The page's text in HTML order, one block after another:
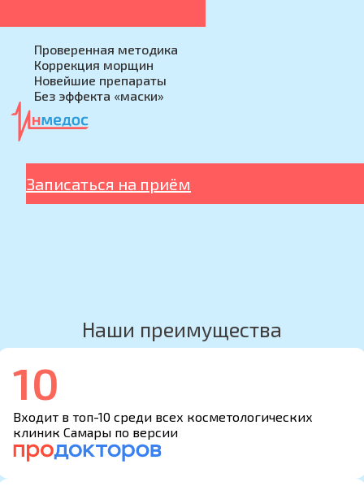
Проверенная методика
Коррекция морщин
Новейшие препараты
Без эффекта «маски»
Записаться на приём
Наши преимущества
10
Входит в топ-10 среди всех косметологических
клиник Самары по версии